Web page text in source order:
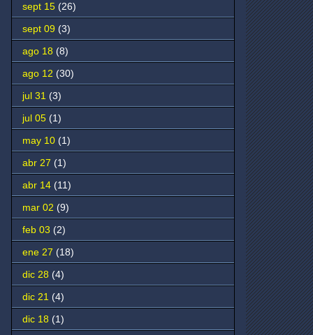
sept 15 (26)
sept 09 (3)
ago 18 (8)
ago 12 (30)
jul 31 (3)
jul 05 (1)
may 10 (1)
abr 27 (1)
abr 14 (11)
mar 02 (9)
feb 03 (2)
ene 27 (18)
dic 28 (4)
dic 21 (4)
dic 18 (1)